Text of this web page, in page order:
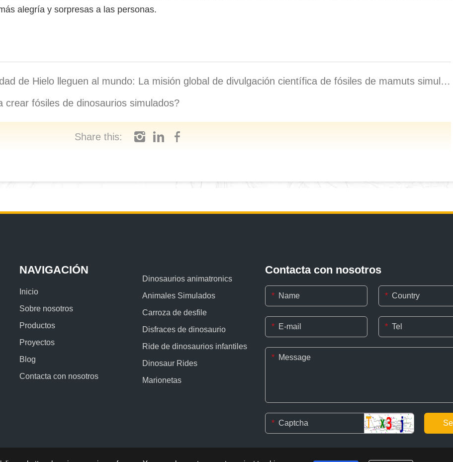
alegría y sorpresas a las personas.
de Hielo lleguen al mundo: La misión global de divulgación científica de fósiles de mamuts simulados
fósiles de dinosaurios simulados?
Share this:
NAVIGACIÓN
Inicio
Sobre nosotros
Productos
Proyectos
Blog
Contacta con nosotros
Dinosaurios animatronics
Animales Simulados
Carroza de desfile
Disfraces de dinosaurio
Ride de dinosaurios infantiles
Dinosaur Rides
Marionetas
Contacta con nosotros
* *
* *
*
*